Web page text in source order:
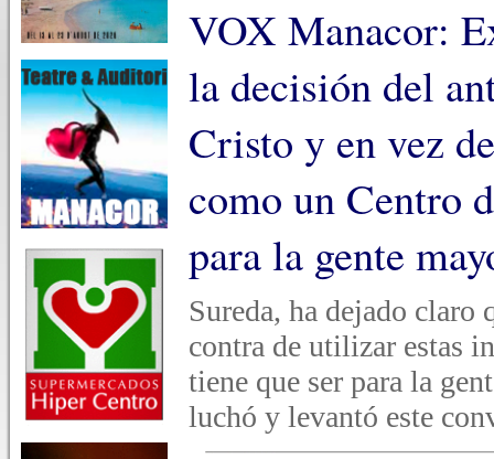
VOX Manacor:
la decisión del
Cristo y en vez
como un Centro
para la gente
Sureda, ha dejado claro
contra de utilizar estas
tiene que ser para la
luchó y levantó este